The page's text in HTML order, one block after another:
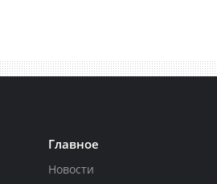
Главное
Новости